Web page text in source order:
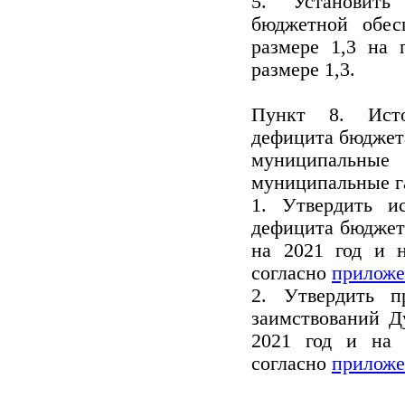
бюджетной
размере 1,3 на
размере 1,3.
Пункт 8.
дефицита
муниципальные
1. Утвердить
дефицита
на 2021 год и
согласно
2. Утвердить
заимствований
2021 год и на
согласно